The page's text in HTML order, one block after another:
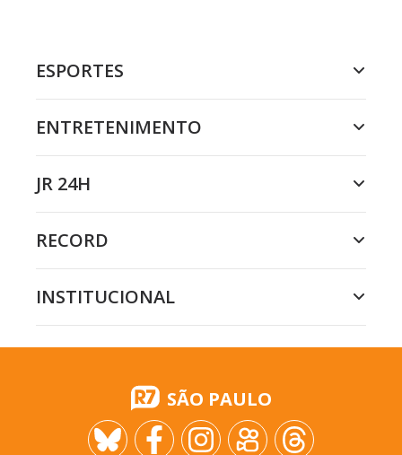
ESPORTES
ENTRETENIMENTO
JR 24H
RECORD
INSTITUCIONAL
SÃO PAULO